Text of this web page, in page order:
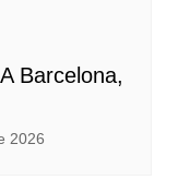
Barcelona,
2026